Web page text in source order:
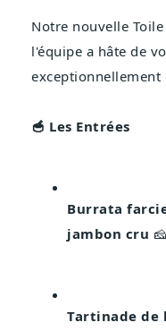
Notre nouvelle
l'équipe a hâte de
🥣 Les Entrées
Burrata
jambon cru 🧀
Tartinade de